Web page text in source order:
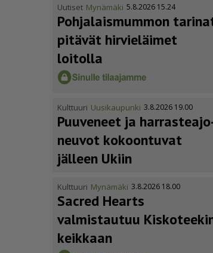
Uutiset Mynämäki 5.8.2026 15.24
Pohja­lais­mummon
pitävät hirvieläimet
loitolla
Kulttuuri Uusikaupunki 3.8.2026 19.00
Puuveneet ja
neuvot kokoontuvat
jälleen Ukiin
Kulttuuri Mynämäki 3.8.2026 18.00
Sacred Hearts
valmistautuu
keikkaan